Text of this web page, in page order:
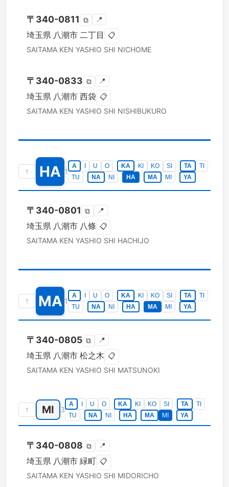
〒 340-0811 ⧉ 📍
埼玉県 八潮市 二丁目 📋
SAITAMA KEN YASHIO SHI NICHOME
〒 340-0833 ⧉ 📍
埼玉県 八潮市 西袋 📋
SAITAMA KEN YASHIO SHI NISHIBUKURO
↑ HA 1
A U O KA KI KO SI TA
TI
TU
NA NI HA MA MI YA
〒 340-0801 ⧉ 📍
埼玉県 八潮市 八條 📋
SAITAMA KEN YASHIO SHI HACHIJO
↑ MA 1
A U O KA KI KO SI TA
TI
TU
NA NI HA MA MI YA
〒 340-0805 ⧉ 📍
埼玉県 八潮市 松之木 📋
SAITAMA KEN YASHIO SHI MATSUNOKI
↑ MI 3
A U O KA KI KO SI TA
TI
TU
NA NI HA MA MI YA
〒 340-0808 ⧉ 📍
埼玉県 八潮市 緑町 📋
SAITAMA KEN YASHIO SHI MIDORICHO